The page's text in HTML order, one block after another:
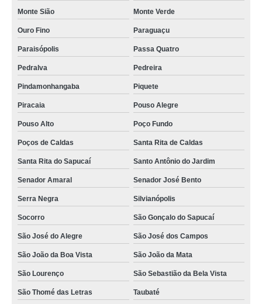
quanto custa gravador veicular Rio Branco
quanto custa camera veicular gravador Cruzeiro
quanto custa cameras para veiculos com gravador Itaitinga
onde vende gravador de video veicular Senador José Bento
quanto custa gravador de video veicular Luz
onde vende gravadores veiculares Manaus
sistema de gravação de imagens Casa Branca
onde vende camera gravadora veicular Itatiaiuçu
gravador dvr veicular preço Barão de Cocais
onde vende gravadores veiculares Manaus
mdvr veicular preço Holambra
gravador veicular São Gonçalo do Sapucaí
sistema de gravação de imagens Casa Branca
Monte Sião Monte Verde
Ouro Fino Paraguaçu
Paraisópolis Passa Quatro
Pedralva Pedreira
Pindamonhangaba Piquete
Piracaia Pouso Alegre
Pouso Alto Poço Fundo
Poços de Caldas Santa Rita de Caldas
Santa Rita do Sapucaí Santo Antônio do Jardim
Senador Amaral Senador José Bento
Serra Negra Silvianópolis
Socorro São Gonçalo do Sapucaí
São José do Alegre São José dos Campos
São João da Boa Vista São João da Mata
São Lourenço São Sebastião da Bela Vista
São Thomé das Letras Taubaté